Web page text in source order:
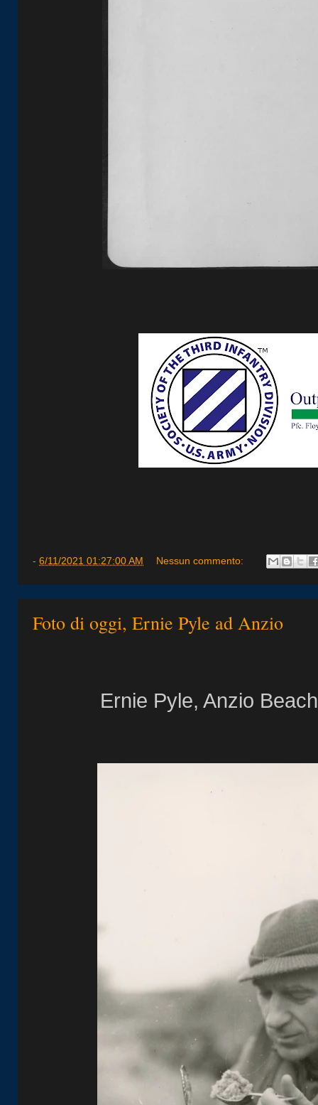
- 6/11/2021 01:27:00 AM Nessun commento:
Foto di oggi, Ernie Pyle ad Anzio
Ernie Pyle, Anzio